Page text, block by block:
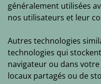
généralement utilisées
nos utilisateurs et leur
Autres technologies
technologies qui
navigateur ou dans
locaux partagés ou de